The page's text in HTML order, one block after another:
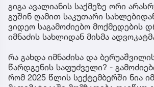
გიგა ავალიანის საქმეზე ორი
გუშინ ღამით საკუთარი
ვიდეო საგამოძიებო მოქმედების
იმნაძის სახლიდან მისმა
რა გახდა იმნაძისა და
წარდგენის საფუძველი? -
რომ 2025 წლის სექტემბერში ნია